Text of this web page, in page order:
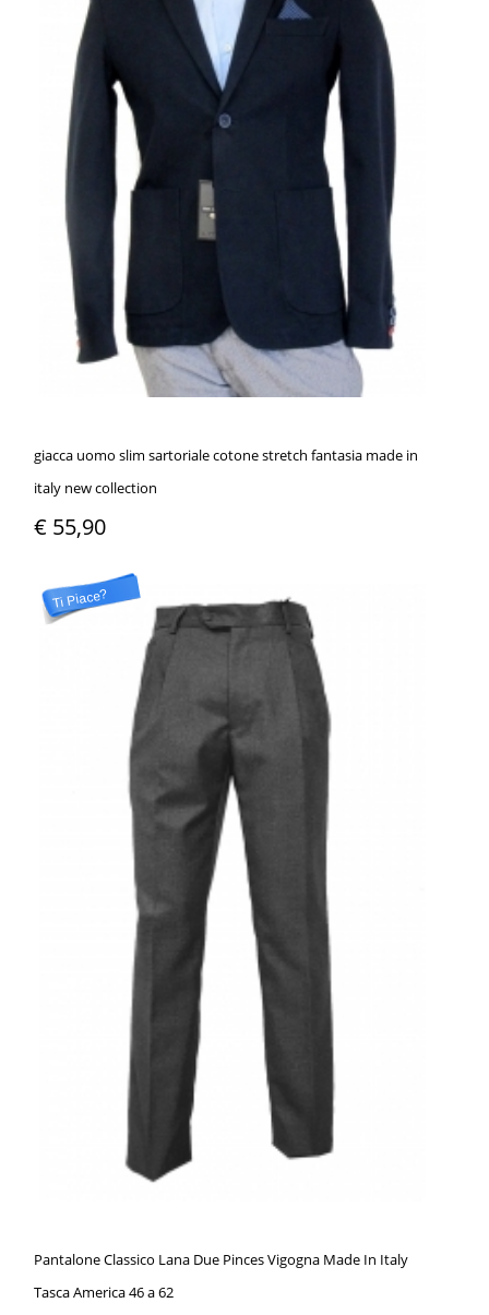
giacca uomo slim sartoriale cotone stretch fantasia made in
italy new collection
€ 55,90
Ti Piace?
Pantalone Classico Lana Due Pinces Vigogna Made In Italy
Tasca America 46 a 62